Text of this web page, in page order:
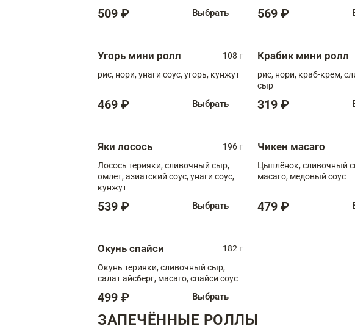
509 ₽ Выбрать 569 ₽
Угорь мини ролл
108 г
рис, нори, унаги соус, угорь, кунжут
469 ₽ Выбрать
Крабик мини ролл
рис, нори, краб-крем,
сыр
319 ₽
Яки лосось
196 г
Лосось терияки, сливочный сыр,
омлет, азиатский соус, унаги соус,
кунжут
539 ₽ Выбрать
Чикен масаго
Цыплёнок, сливочный
масаго, медовый соус
479 ₽
Окунь спайси
182 г
Окунь терияки, сливочный сыр,
салат айсберг, масаго, спайси соус
499 ₽ Выбрать
ЗАПЕЧЁННЫЕ РОЛЛЫ